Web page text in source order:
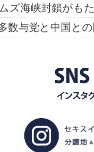
ズ海峡封鎖がも
数与党と中国と